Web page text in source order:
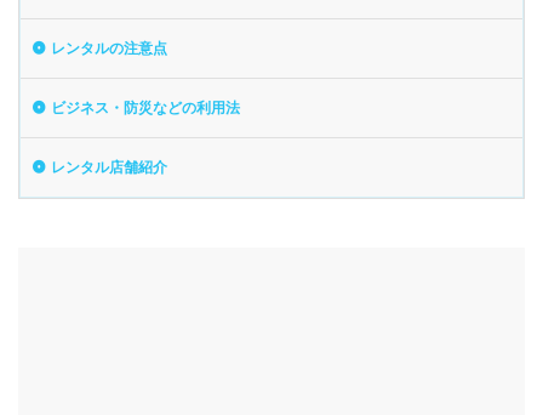
レンタルの注意点
ビジネス・防災などの利用法
レンタル店舗紹介